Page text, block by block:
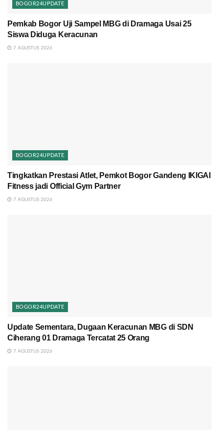
BOGOR24UPDATE
Pemkab Bogor Uji Sampel MBG di Dramaga Usai 25
Siswa Diduga Keracunan
7 AGUSTUS 2026
BOGOR24UPDATE
Tingkatkan Prestasi Atlet, Pemkot Bogor Gandeng IKIGAI
Fitness jadi Official Gym Partner
7 AGUSTUS 2026
BOGOR24UPDATE
Update Sementara, Dugaan Keracunan MBG di SDN
Ciherang 01 Dramaga Tercatat 25 Orang
7 AGUSTUS 2026